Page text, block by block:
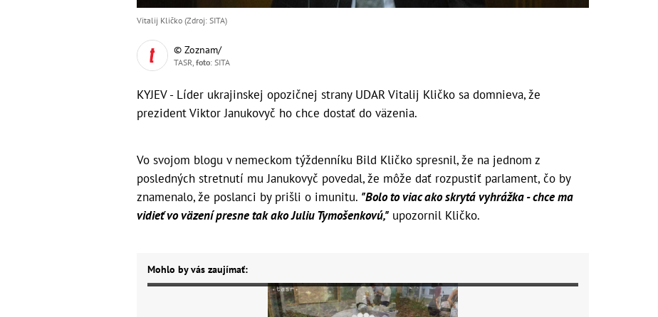
Vitalij Kličko (Zdroj: SITA)
© Zoznam/
TASR, foto: SITA
KYJEV - Líder ukrajinskej opozičnej strany UDAR Vitalij Kličko sa domnieva, že
prezident Viktor Janukovyč ho chce dostať do väzenia.
Vo svojom blogu v nemeckom týždenníku Bild Kličko spresnil, že na jednom z
posledných stretnutí mu Janukovyč povedal, že môže dať rozpustiť parlament, čo by
znamenalo, že poslanci by prišli o imunitu. "Bolo to viac ako skrytá vyhrážka - chce ma
vidieť vo väzení presne tak ako Juliu Tymošenkovú," upozornil Kličko.
Mohlo by vás zaujímať: